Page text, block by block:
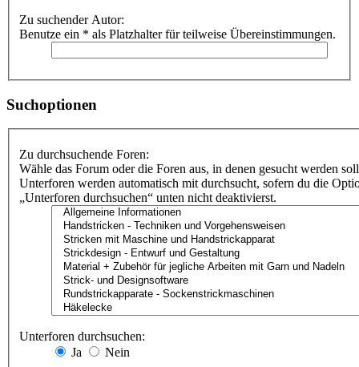
Zu suchender Autor:
Benutze ein * als Platzhalter für teilweise Übereinstimmungen.
Suchoptionen
Zu durchsuchende Foren:
Wähle das Forum oder die Foren aus, in denen gesucht werden
Unterforen werden automatisch mit durchsucht, sofern du die
„Unterforen durchsuchen“ unten nicht deaktivierst.
Unterforen durchsuchen:
Ja
Nein